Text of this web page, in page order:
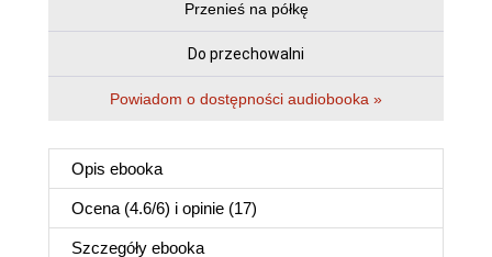
Przenieś na półkę
Do przechowalni
Powiadom o dostępności audiobooka »
Opis ebooka
Ocena (4.6/6) i opinie (17)
Szczegóły ebooka